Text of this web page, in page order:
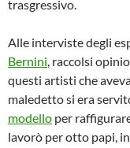
trasgressivo.
Alle interviste degli
Bernini, raccolsi
questi artisti che
maledetto si era
modello per
lavorò per otto papi,